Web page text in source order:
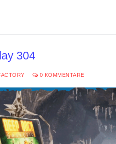
304
0 KOMMENTARE